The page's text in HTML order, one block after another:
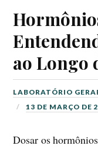
ao Longo
LABORATÓRIO
13 DE MARÇO DE
Dosar os